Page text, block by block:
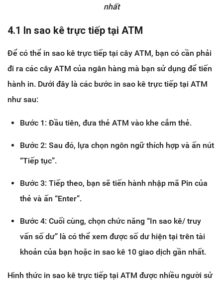
nhất
4.1 In sao kê trực tiếp tại ATM
Để có thể in sao kê trực tiếp tại cây ATM, bạn có cần phải
đi ra các cây ATM của ngân hàng mà bạn sử dụng để tiến
hành in. Dưới đây là các bước in sao kê trực tiếp tại ATM
như sau:
Bước 1: Đầu tiên, đưa thẻ ATM vào khe cắm thẻ.
Bước 2: Sau đó, lựa chọn ngôn ngữ thích hợp và ấn nút
“Tiếp tục”.
Bước 3: Tiếp theo, bạn sẽ tiến hành nhập mã Pin của
thẻ và ấn “Enter”.
Bước 4: Cuối cùng, chọn chức năng “In sao kê/ truy
vấn số dư” là có thể xem được số dư hiện tại trên tài
khoản của bạn hoặc in sao kê 10 giao dịch gần nhất.
Hình thức in sao kê trực tiếp tại ATM được nhiều người sử